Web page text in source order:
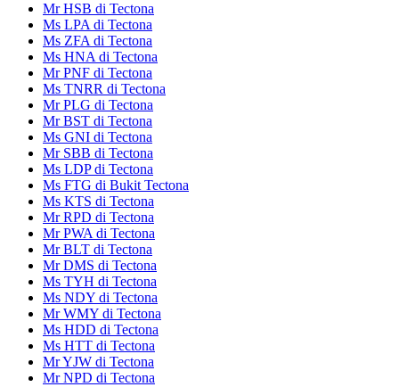
Mr HSB di Tectona
Ms LPA di Tectona
Ms ZFA di Tectona
Ms HNA di Tectona
Mr PNF di Tectona
Ms TNRR di Tectona
Mr PLG di Tectona
Mr BST di Tectona
Ms GNI di Tectona
Mr SBB di Tectona
Ms LDP di Tectona
Ms FTG di Bukit Tectona
Ms KTS di Tectona
Mr RPD di Tectona
Mr PWA di Tectona
Mr BLT di Tectona
Mr DMS di Tectona
Ms TYH di Tectona
Ms NDY di Tectona
Mr WMY di Tectona
Ms HDD di Tectona
Ms HTT di Tectona
Mr YJW di Tectona
Mr NPD di Tectona